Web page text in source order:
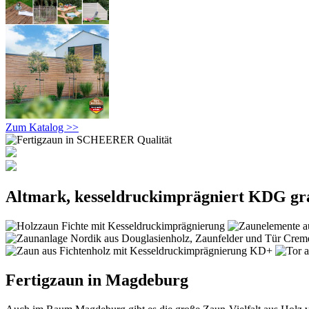
Zum Katalog >>
Altmark, kesseldruckimprägniert KDG
Fertigzaun in Magdeburg